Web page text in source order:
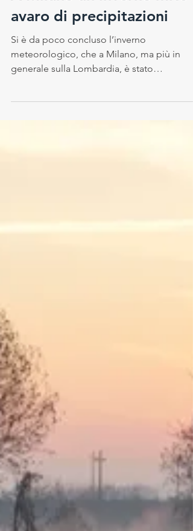
A Milano un inverno mite e
avaro di precipitazioni
Si è da poco concluso l’inverno